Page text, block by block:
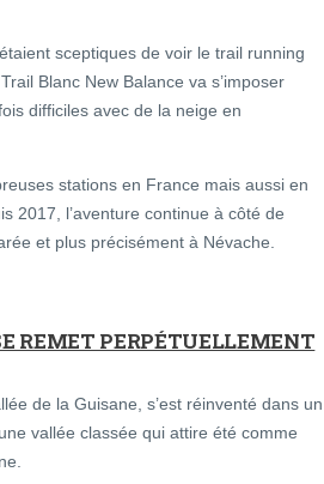
sceptiques de voir le trail running
Blanc New Balance va s’imposer
difficiles avec de la neige en
stations en France mais aussi en
2017, l’aventure continue à côté de
et plus précisément à Névache.
REMET PERPÉTUELLEMENT
de la Guisane, s’est réinventé dans un
vallée classée qui attire été comme